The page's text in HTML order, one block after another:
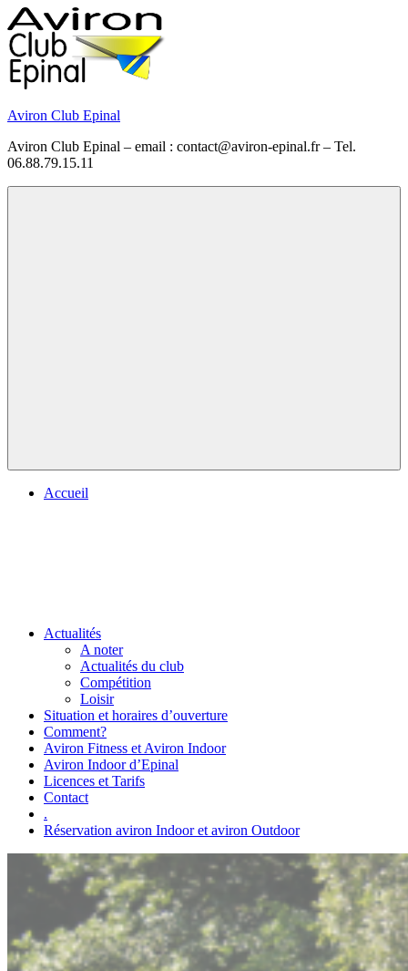
Skip
to
content
Aviron Club Epinal
Aviron Club Epinal – email : contact@aviron-epinal.fr – Tel.
06.88.79.15.11
Accueil
Actualités
A noter
Actualités du club
Compétition
Loisir
Situation et horaires d’ouverture
Comment?
Aviron Fitness et Aviron Indoor
Aviron Indoor d’Epinal
Licences et Tarifs
Contact
.
Réservation aviron Indoor et aviron Outdoor